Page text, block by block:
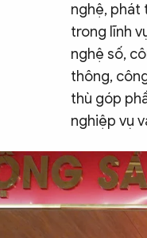
nghệ, phát
trong lĩnh
nghệ số,
thông,
thù góp
nghiệp vụ